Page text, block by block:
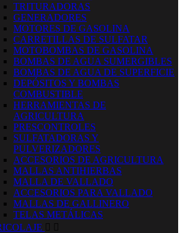
TRITURADORAS
GENERADORES
MOTORES DE GASOLINA
CARRETILLAS DE SULFATAR
MOTOBOMBAS DE GASOLINA
BOMBAS DE AGUA SUMERGIBLES
BOMBAS DE AGUA DE SUPERFICIE
DEPÓSITOS Y BOMBAS
COMBUSTIBLE
HERRAMIENTAS DE
AGRICULTURA
PRESCONTROLES
SULFATADORAS Y
PULVERIZADORES
ACCESORIOS DE AGRICULTURA
MALLAS ANTIHIERBAS
MALLA DE VALLADO
ACCESORIOS PARA VALLADO
MALLAS DE GALLINERO
TELAS METÁLICAS
 